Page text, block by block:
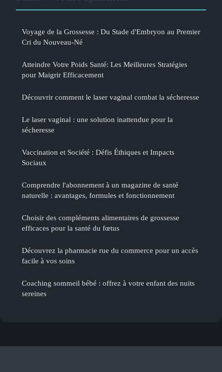
Voyage de la Grossesse : Du Stade d'Embryon au Premier
Cri du Nouveau-Né
Atteindre Votre Poids Santé: Les Meilleures Stratégies
pour Maigrir Efficacement
Découvrir comment le laser vaginal combat la sécheresse
Le laser vaginal : une solution inattendue pour la
sécheresse
Vaccination et Société : Défis Éthiques et Impacts
Sociaux
Comprendre l'abonnement à un magazine de santé
naturelle : avantages, formules et fonctionnement
Choisir des compléments alimentaires de grossesse
efficaces pour la santé du fœtus
Découvrez la pharmacie rue du commerce pour un accès
facile à vos soins
Coaching sommeil bébé : offrez à votre enfant des nuits
sereines